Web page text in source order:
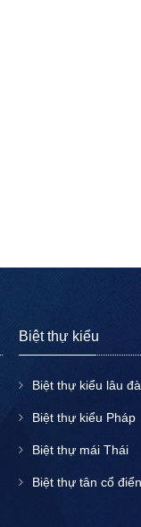
Biệt thự kiểu
Biệt thự kiểu lâu
Biệt thự kiểu Pháp
Biệt thự mái Thái
Biệt thự tân cổ